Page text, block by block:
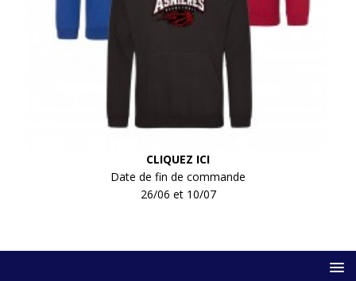
CLIQUEZ ICI
Date de fin de commande
26/06 et 10/07